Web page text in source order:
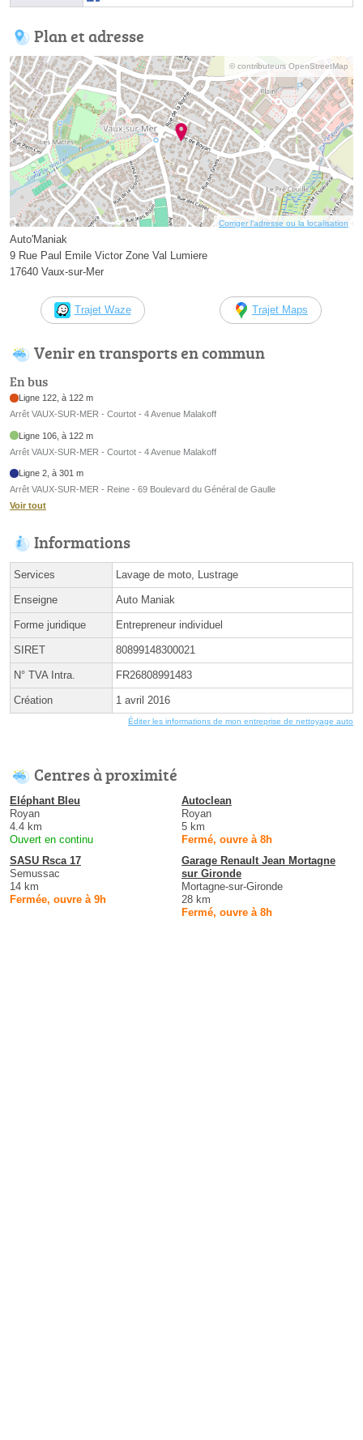
Plan et adresse
© contributeurs OpenStreetMap
Corriger l’adresse ou la localisation
Auto'Maniak
9 Rue Paul Emile Victor Zone Val Lumiere
17640 Vaux-sur-Mer
Trajet Waze Trajet Maps
Venir en transports en commun
En bus
Ligne 122, à 122 m
Arrêt VAUX-SUR-MER - Courtot - 4 Avenue Malakoff
Ligne 106, à 122 m
Arrêt VAUX-SUR-MER - Courtot - 4 Avenue Malakoff
Ligne 2, à 301 m
Arrêt VAUX-SUR-MER - Reine - 69 Boulevard du Général de Gaulle
Voir tout
Informations
Services Lavage de moto, Lustrage
Enseigne Auto Maniak
Forme juridique Entrepreneur individuel
SIRET 80899148300021
N° TVA Intra. FR26808991483
Création 1 avril 2016
Éditer les informations de mon entreprise de nettoyage auto
Centres à proximité
Eléphant Bleu
Royan
4.4 km
Ouvert en continu
Autoclean
Royan
5 km
Fermé, ouvre à 8h
SASU Rsca 17
Semussac
14 km
Fermée, ouvre à 9h
Garage Renault Jean Mortagne
sur Gironde
Mortagne-sur-Gironde
28 km
Fermé, ouvre à 8h